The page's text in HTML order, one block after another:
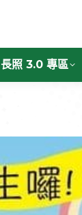
長照 3.0 專區